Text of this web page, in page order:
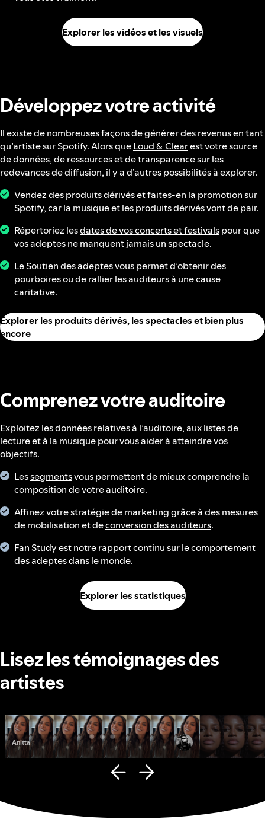
Explorer les vidéos et les visuels
Développez votre activité
Il existe de nombreuses façons de générer des revenus en tant
qu’artiste sur Spotify. Alors queLoud & Clearest votre source
de données, de ressources et de transparence sur les
redevances de diffusion, il y a d’autres possibilités à explorer.
Vendez des produits dérivés et faites-en la promotionsur
Spotify, car la musique et les produits dérivés vont de pair.
Répertoriez lesdates de vos concerts et festivalspour que
vos adeptes ne manquent jamais un spectacle.
LeSoutien des adeptesvous permet d’obtenir des
pourboires ou de rallier les auditeurs à une cause
caritative.
Explorer les produits dérivés, les spectacles et bien plus
encore
Comprenez votre auditoire
Exploitez les données relatives à l’auditoire, aux listes de
lecture et à la musique pour vous aider à atteindre vos
objectifs.
Lessegmentsvous permettent de mieux comprendre la
composition de votre auditoire.
Affinez votre stratégie de marketing grâce à des mesures
de mobilisation et deconversion des auditeurs.
Fan Studyest notre rapport continu sur le comportement
des adeptes dans le monde.
Explorer les statistiques
Lisez les témoignages des
artistes
Anitta Fana Hues